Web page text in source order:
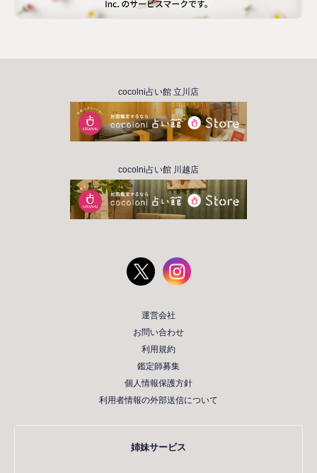
cocolni占い館 立川店
cocolni占い館 川越店
運営会社
お問い合わせ
利用規約
鑑定師募集
個人情報保護方針
利用者情報の外部送信について
姉妹サービス